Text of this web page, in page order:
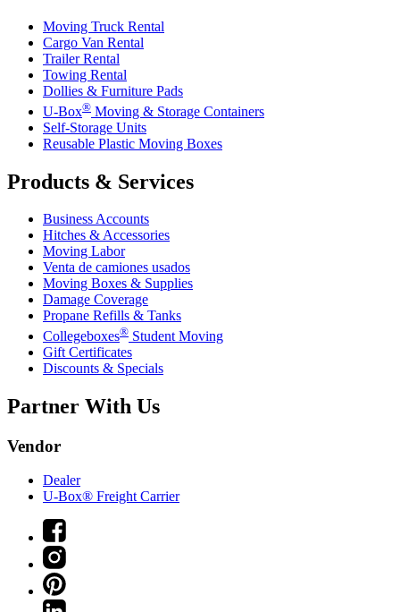
Moving Truck Rental
Cargo Van Rental
Trailer Rental
Towing Rental
Dollies & Furniture Pads
U-Box® Moving & Storage Containers
Self-Storage Units
Reusable Plastic Moving Boxes
Products & Services
Business Accounts
Hitches & Accessories
Moving Labor
Venta de camiones usados
Moving Boxes & Supplies
Damage Coverage
Propane Refills & Tanks
Collegeboxes® Student Moving
Gift Certificates
Discounts & Specials
Partner With Us
Vendor
Dealer
U-Box® Freight Carrier